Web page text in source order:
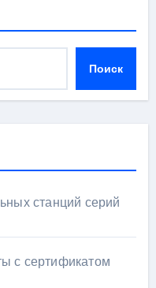
Поиск
станций серий
с сертификатом